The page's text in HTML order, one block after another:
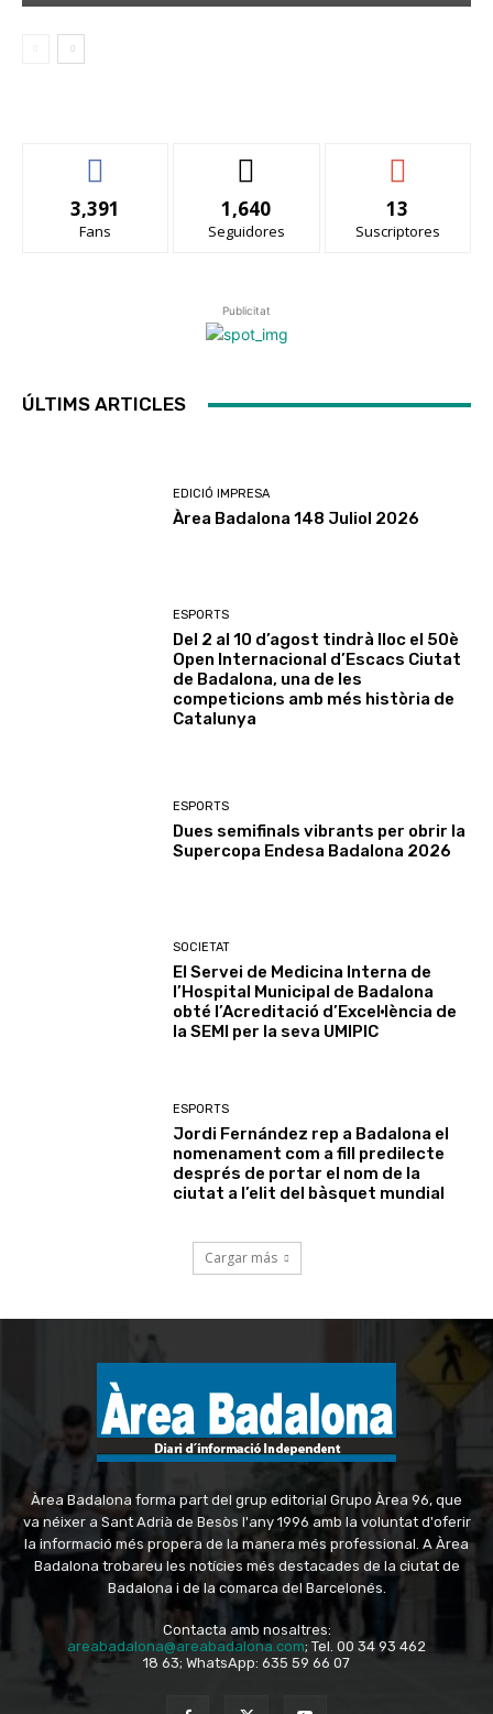
Àrea Badalona forma part del grup editorial Grupo Àrea 96, que
va néixer a Sant Adrià de Besòs l'any 1996 amb la voluntat d'oferir
la informació més propera de la manera més professional. A Àrea
Badalona trobareu les notícies més destacades de la ciutat de
Badalona i de la comarca del Barcelonés.
Contacta amb nosaltres:
areabadalona@areabadalona.com; Tel. 00 34 93 462
18 63; WhatsApp: 635 59 66 07